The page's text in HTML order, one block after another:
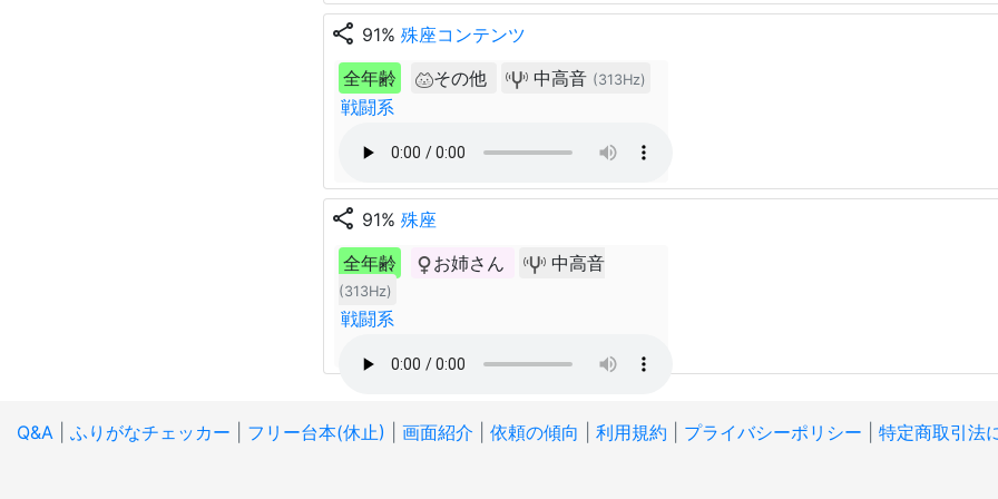
share 91% 殊座コンテンツ
全年齢
その他 中高音 (313Hz)
戦闘系
share 91% 殊座
全年齢
お姉さん 中高音
(313Hz)
戦闘系
Q&A ふりがなチェッカー フリー台本(休止) 画面紹介 依頼の傾向 利用規約 プライバシーポリシー 特定商取引法